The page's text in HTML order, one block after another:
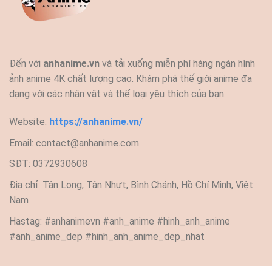
Đến với anhanime.vn và tải xuống miễn phí hàng ngàn hình
ảnh anime 4K chất lượng cao. Khám phá thế giới anime đa
dạng với các nhân vật và thể loại yêu thích của bạn.
Website: https://anhanime.vn/
Email: contact@anhanime.com
SĐT: 0372930608
Địa chỉ: Tân Long, Tân Nhựt, Bình Chánh, Hồ Chí Minh, Việt
Nam
Hastag: #anhanimevn #anh_anime #hinh_anh_anime
#anh_anime_dep #hinh_anh_anime_dep_nhat